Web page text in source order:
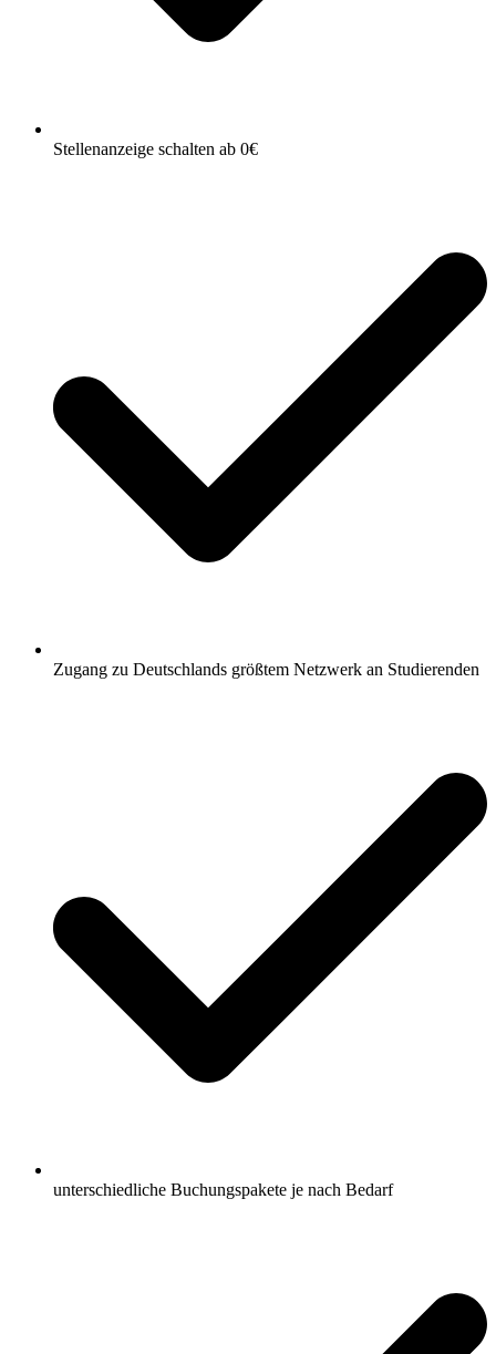
Stellenanzeige schalten ab 0€
Zugang zu Deutschlands größtem Netzwerk an Studierenden
unterschiedliche Buchungspakete je nach Bedarf